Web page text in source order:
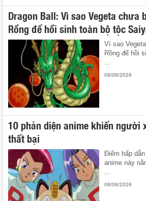
Dragon Ball: Vì sao Vegeta chưa
Rồng để hồi sinh toàn bộ tộc
Vì sao
Rồng để hồi
08/08/2026
10 phản diện anime khiến người
thất bại
Điểm hấp
anime này
08/08/2026